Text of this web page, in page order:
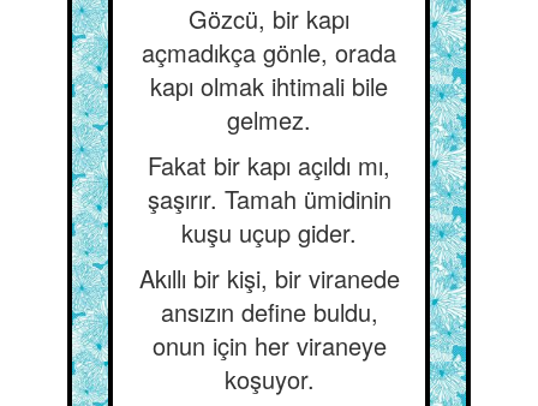
Gözcü, bir kapı
açmadıkça gönle, orada
kapı olmak ihtimali bile
gelmez.
Fakat bir kapı açıldı mı,
şaşırır. Tamah ümidinin
kuşu uçup gider.
Akıllı bir kişi, bir viranede
ansızın define buldu,
onun için her viraneye
koşuyor.